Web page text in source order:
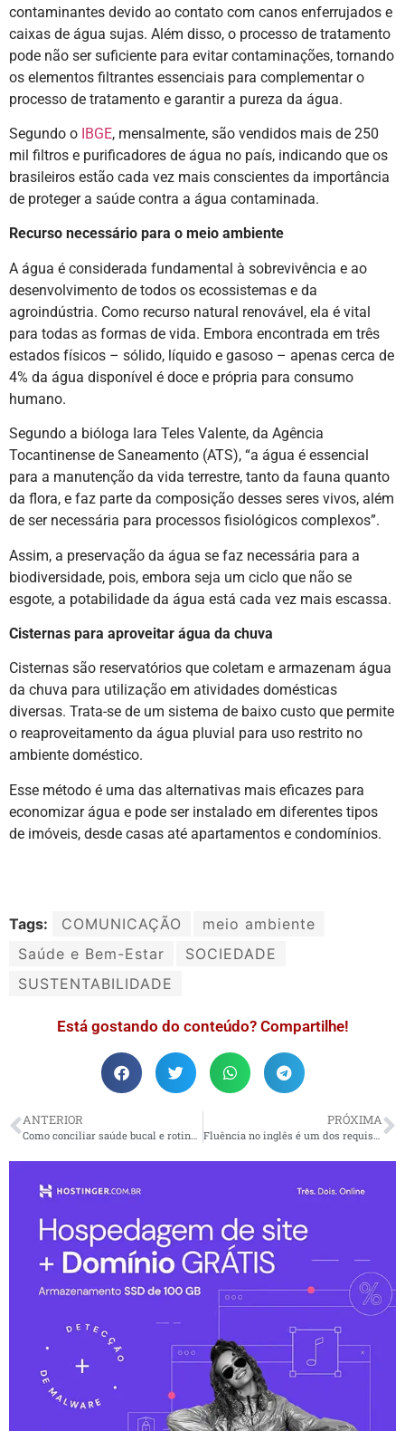
contaminantes devido ao contato com canos enferrujados e
caixas de água sujas. Além disso, o processo de tratamento
pode não ser suficiente para evitar contaminações, tornando
os elementos filtrantes essenciais para complementar o
processo de tratamento e garantir a pureza da água.
Segundo o IBGE, mensalmente, são vendidos mais de 250
mil filtros e purificadores de água no país, indicando que os
brasileiros estão cada vez mais conscientes da importância
de proteger a saúde contra a água contaminada.
Recurso necessário para o meio ambiente
A água é considerada fundamental à sobrevivência e ao
desenvolvimento de todos os ecossistemas e da
agroindústria. Como recurso natural renovável, ela é vital
para todas as formas de vida. Embora encontrada em três
estados físicos – sólido, líquido e gasoso – apenas cerca de
4% da água disponível é doce e própria para consumo
humano.
Segundo a bióloga Iara Teles Valente, da Agência
Tocantinense de Saneamento (ATS), “a água é essencial
para a manutenção da vida terrestre, tanto da fauna quanto
da flora, e faz parte da composição desses seres vivos, além
de ser necessária para processos fisiológicos complexos”.
Assim, a preservação da água se faz necessária para a
biodiversidade, pois, embora seja um ciclo que não se
esgote, a potabilidade da água está cada vez mais escassa.
Cisternas para aproveitar água da chuva
Cisternas são reservatórios que coletam e armazenam água
da chuva para utilização em atividades domésticas
diversas. Trata-se de um sistema de baixo custo que permite
o reaproveitamento da água pluvial para uso restrito no
ambiente doméstico.
Esse método é uma das alternativas mais eficazes para
economizar água e pode ser instalado em diferentes tipos
de imóveis, desde casas até apartamentos e condomínios.
Tags: COMUNICAÇÃO
meio ambiente
Saúde e Bem-Estar
SOCIEDADE
SUSTENTABILIDADE
Está gostando do conteúdo? Compartilhe!
ANTERIOR PRÓXIMA